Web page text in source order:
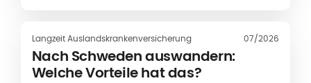
Langzeit Auslandskrankenversicherung 07/2026
Nach Schweden auswandern:
Welche Vorteile hat das?